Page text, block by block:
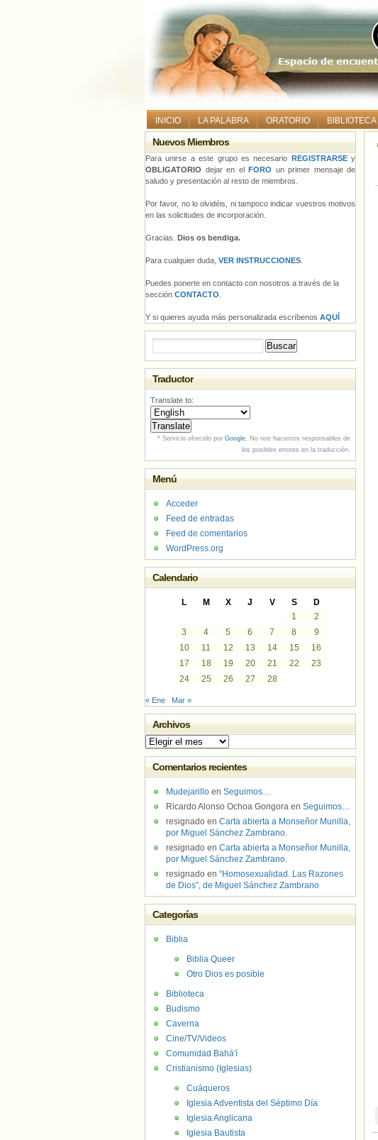
INICIO LA PALABRA ORATORIO BIBLIOTECA
Nuevos Miembros
Para unirse a este grupo es necesario REGISTRARSEy
OBLIGATORIO dejar en el FORO un primer mensaje de
saludo y presentación al resto de miembros.
Por favor, no lo olvidéis, ni tampoco indicar vuestros motivos
en las solicitudes de incorporación.
Gracias. Dios os bendiga.
Para cualquier duda, VER INSTRUCCIONES
Puedes ponerte en contacto con nosotros a través de la
sección CONTACTO
Y si quieres ayuda más personalizada escríbenos AQUÍ
Traductor
Translate to:
* Servicio ofrecido por Google. No nos hacemos responsables de
los posibles errores en la traducción.
Menú
Acceder
Feed de entradas
Feed de comentarios
WordPress.org
Calendario
L M X J V S
D
1
2
3
4 5 6 7 8
9
10
11 12 13 14 15
16
17
18 19 20 21 22
23
24
25 26 27 28
« Ene Mar »
Archivos
Archivos
Comentarios recientes
Mudejarillo en Seguimos…
Ricardo Alonso Ochoa Gongora en Seguimos…
resignado en Carta abierta a Monseñor Munilla,
por Miguel Sánchez Zambrano.
resignado en Carta abierta a Monseñor Munilla,
por Miguel Sánchez Zambrano.
resignado en “Homosexualidad. Las Razones
de Dios”, de Miguel Sánchez Zambrano
Categorías
Biblia
Biblia Queer
Otro Dios es posible
Biblioteca
Budismo
Caverna
Cine/TV/Videos
Comunidad Bahá'í
Cristianismo (Iglesias)
Cuáqueros
Iglesia Adventista del Séptimo Día
Iglesia Anglicana
Iglesia Bautista